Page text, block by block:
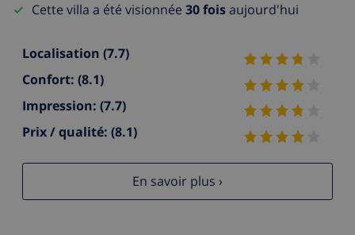
Cette villa a été visionnée 30 foisaujourd'hui
Localisation (7.7)
Confort: (8.1)
Impression: (7.7)
Prix / qualité: (8.1)
En savoir plus ›